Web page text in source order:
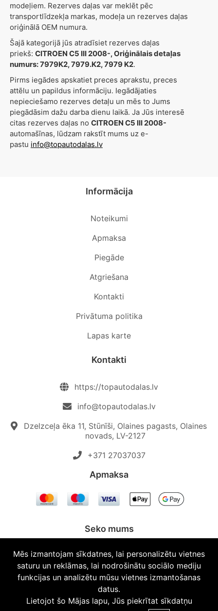
modeļiem. Rezerves daļas var meklēt pēc
transportlīdzekļa markas, modeļa un rezerves daļas
oriģinālā OEM numura.
Šajā kategorijā jūs atradīsiet rezerves daļas
priekš: CITROEN C5 III 2008-, Oriģinālais detaļas
numurs: 7979K2, 7979.K2, 7979 K2.
Pirms iegādes apskatiet preces aprakstu, preces
attēlu un papildus informāciju. Iegādājaties
nepieciešamo rezerves detaļu un mēs to Jums
piegādāsim dažu darba dienu laikā. Ja Jūs interesē
citas rezerves daļas no CITROEN C5 III 2008-
automašīnas, lūdzam rakstīt mums uz e-
pastu info@topautodalas.lv
Informācija
Noteikumi
Apmaksa
Piegāde
Atgriešana
Kontakti
Privātuma politika
Lapas karte
Kontakti
https://topautodalas.lv
info@topautodalas.lv
Dzelzceļa ēka 11, Stūnīši, Olaines pagasts, Olaines
novads, LV-2127
+371 27037037‬
Apmaksa
Seko mums
© 2026 Topautodalas.lv Visas tiesības aizsargātas.
Mēs izmantojam sīkdatnes, lai personalizētu vietnes
saturu un reklāmas, lai nodrošinātu sociālo mediju
funkcijas un analizētu mūsu vietnes izmantošanas
datus.
Lietojot šo Mājas lapu, Jūs piekrītat sīkdatņu